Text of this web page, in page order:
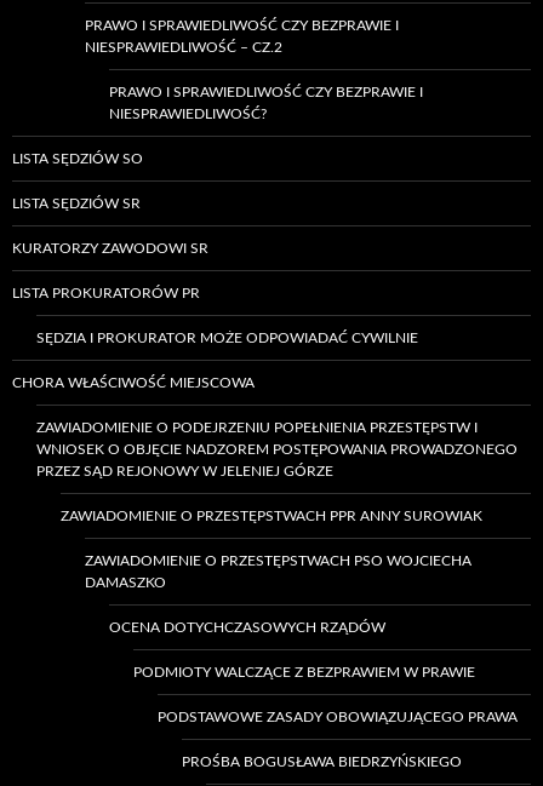
PRAWO I SPRAWIEDLIWOŚĆ CZY BEZPRAWIE I
NIESPRAWIEDLIWOŚĆ – CZ.2
PRAWO I SPRAWIEDLIWOŚĆ CZY BEZPRAWIE I
NIESPRAWIEDLIWOŚĆ?
LISTA SĘDZIÓW SO
LISTA SĘDZIÓW SR
KURATORZY ZAWODOWI SR
LISTA PROKURATORÓW PR
SĘDZIA I PROKURATOR MOŻE ODPOWIADAĆ CYWILNIE
CHORA WŁAŚCIWOŚĆ MIEJSCOWA
ZAWIADOMIENIE O PODEJRZENIU POPEŁNIENIA PRZESTĘPSTW I
WNIOSEK O OBJĘCIE NADZOREM POSTĘPOWANIA PROWADZONEGO
PRZEZ SĄD REJONOWY W JELENIEJ GÓRZE
ZAWIADOMIENIE O PRZESTĘPSTWACH PPR ANNY SUROWIAK
ZAWIADOMIENIE O PRZESTĘPSTWACH PSO WOJCIECHA
DAMASZKO
OCENA DOTYCHCZASOWYCH RZĄDÓW
PODMIOTY WALCZĄCE Z BEZPRAWIEM W PRAWIE
PODSTAWOWE ZASADY OBOWIĄZUJĄCEGO PRAWA
PROŚBA BOGUSŁAWA BIEDRZYŃSKIEGO